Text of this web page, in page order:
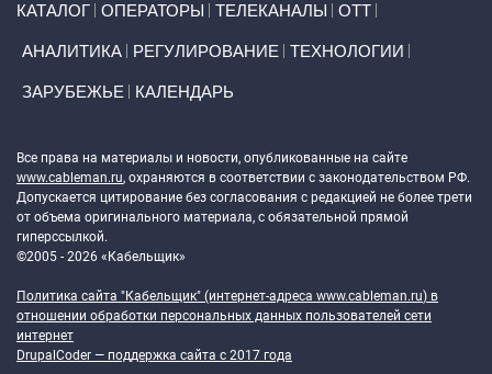
КАТАЛОГ ОПЕРАТОРЫ ТЕЛЕКАНАЛЫ ОТТ
АНАЛИТИКА РЕГУЛИРОВАНИЕ ТЕХНОЛОГИИ
ЗАРУБЕЖЬЕ КАЛЕНДАРЬ
Все права на материалы и новости, опубликованные на сайте
www.cableman.ru, охраняются в соответствии с законодательством РФ.
Допускается цитирование без согласования с редакцией не более трети
от объема оригинального материала, с обязательной прямой
гиперссылкой.
©2005 - 2026 «Кабельщик»
Политика сайта "Кабельщик" (интернет-адреса www.cableman.ru) в
отношении обработки персональных данных пользователей сети
интернет
DrupalCoder — поддержка сайта c 2017 года